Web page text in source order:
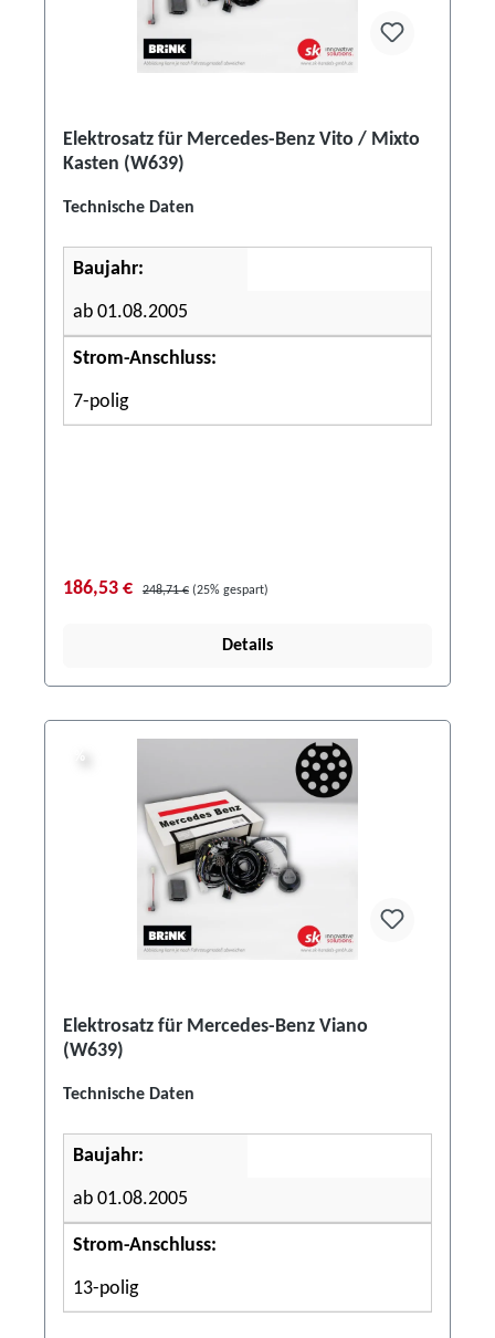
Elektrosatz für Mercedes-Benz Vito / Mixto
Kasten (W639)
Technische Daten
Baujahr:
ab 01.08.2005
Strom-Anschluss:
7-polig
186,53 € 248,71 € (25% gespart)
Details
Elektrosatz für Mercedes-Benz Viano
(W639)
Technische Daten
Baujahr:
ab 01.08.2005
Strom-Anschluss:
13-polig